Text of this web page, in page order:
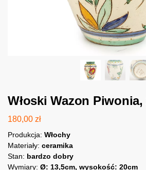
Włoski Wazon Piwonia,
180,00 zł
Produkcja: Włochy
Materiały: ceramika
Stan: bardzo dobry
Wymiary: Ø: 13,5cm, wysokość: 20cm